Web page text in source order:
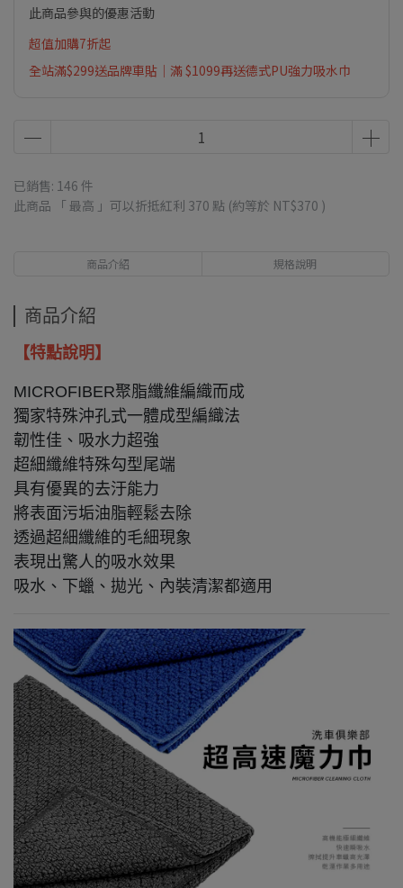
此商品參與的優惠活動
超值加購7折起
全站滿$299送品牌車貼｜滿 $1099再送德式PU強力吸水巾
已銷售: 146 件
此商品 「 最高 」可以折抵紅利 370 點 (約等於 NT$370 )
商品介紹 規格說明
商品介紹
【特點說明】
MICROFIBER聚脂纖維編織而成
獨家特殊沖孔式一體成型編織法
韌性佳、吸水力超強
超細纖維特殊勾型尾端
具有優異的去汙能力
將表面污垢油脂輕鬆去除
透過超細纖維的毛細現象
表現出驚人的吸水效果
吸水、下蠟、拋光、內裝清潔都適用